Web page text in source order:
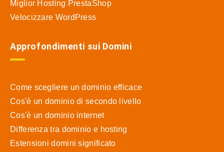
Miglior Hosting PrestaShop
Velocizzare WordPress
Approfondimenti sui Domini
Come scegliere un dominio efficace
Cos'è un dominio di secondo livello
Cos'è un dominio internet
Differenza tra dominio e hosting
Estensioni domini significato